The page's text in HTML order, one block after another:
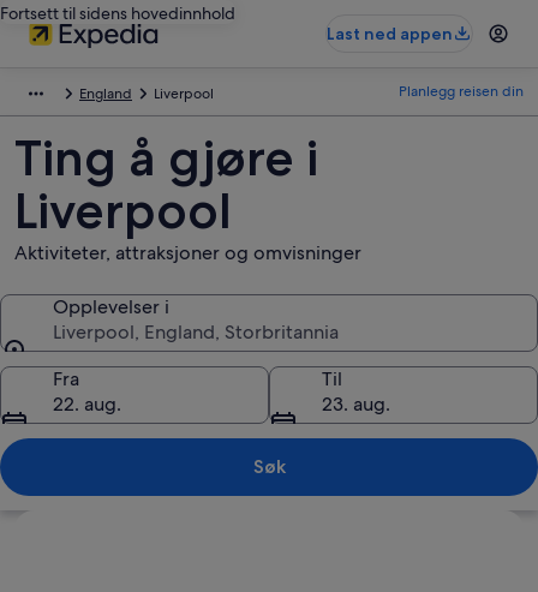
Fortsett til sidens hovedinnhold
Last ned appen
England Liverpool Planlegg reisen din
Ting å gjøre i
Liverpool
Aktiviteter, attraksjoner og omvisninger
Opplevelser i
Liverpool, England, Storbritannia
Opplevelser i
Fra
22. aug.
Til
23. aug.
Søk